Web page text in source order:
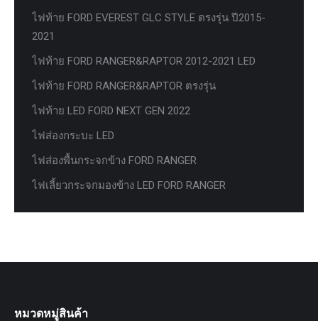
ไฟท้าย FORD EVEREST GLC STYLE ตรงรุ่น ปี2015-
2021
ไฟท้าย FORD RANGER&RAPTOR 2012-2021 LED
ไฟท้าย FORD RANGER&RAPTOR ตรงรุ่น
ไฟท้าย LED FORD NEXT GEN 2022
ไฟส่องกระบะ LED
ไฟส่องพื้นกระจกข้าง FORD RANGER
ไฟเลี้ยวกระจกมองข้าง LED FORD RANGER
หมวดหมู่สินค้า